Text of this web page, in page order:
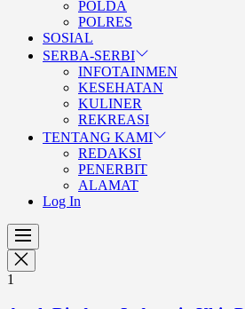
POLDA
POLRES
SOSIAL
SERBA-SERBI
INFOTAINMEN
KESEHATAN
KULINER
REKREASI
TENTANG KAMI
REDAKSI
PENERBIT
ALAMAT
Log In
1